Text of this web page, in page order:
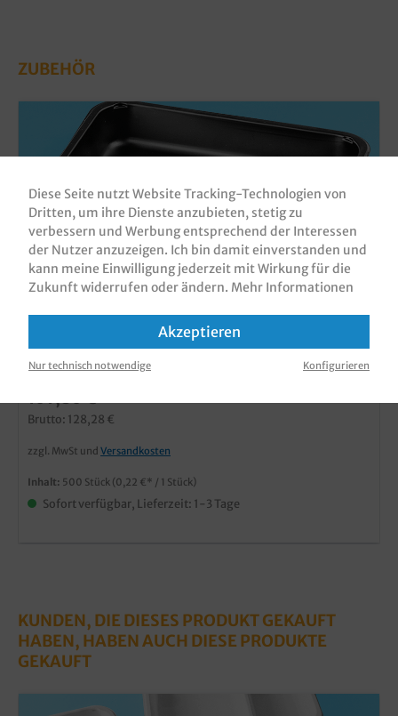
ZUBEHÖR
Menüschalen schwarz PP recycelbar
1-/2-/3-geteilt flach/tief wählbar 500St
Produktnummer:KMS225175S
Brutto: 128,28 €
zzgl. MwSt und Versandkosten
Inhalt: 500 Stück (0,22 €* / 1 Stück)
Sofort verfügbar, Lieferzeit: 1-3 Tage
KUNDEN, DIE DIESES PRODUKT GEKAUFT
HABEN, HABEN AUCH DIESE PRODUKTE
GEKAUFT
Diese Seite nutzt Website Tracking-Technologien von
Dritten, um ihre Dienste anzubieten, stetig zu
verbessern und Werbung entsprechend der Interessen
der Nutzer anzuzeigen. Ich bin damit einverstanden und
kann meine Einwilligung jederzeit mit Wirkung für die
Zukunft widerrufen oder ändern. Mehr Informationen
Akzeptieren
Nur technisch notwendige Konfigurieren